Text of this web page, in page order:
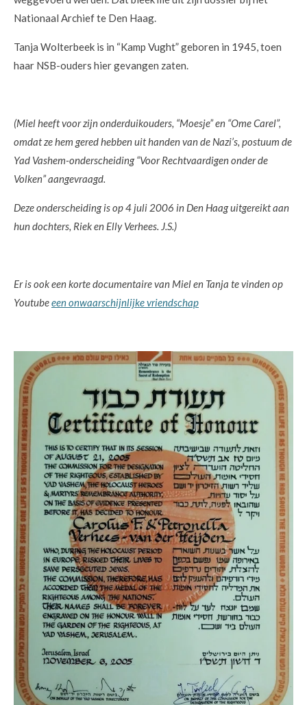
Nationaal Archief te Den Haag.
Tanja Wolterbeek is in “Kamp Vught” geboren in 1945, toen
haar NSB-ouders hier gevangen zaten.
(Miel heeft voor zijn onderduikouders, “Moesje” en “Ome Carel”,
omdat ze hem gered hebben uit handen van de Nazi’s, postuum de
Yad Vashem-onderscheiding “Voor Rechtvaardigen onder de
Volken” aangevraagd.
Deze onderscheiding is op 4 juli 2006 in Den Haag uitgereikt aan
hun dochters, Riek en Elly Verhees. J.S.)
Er is ook een korte documentaire van Miel en Tanja te vinden op
Youtubeeen onwaarschijnlijke vriendschap